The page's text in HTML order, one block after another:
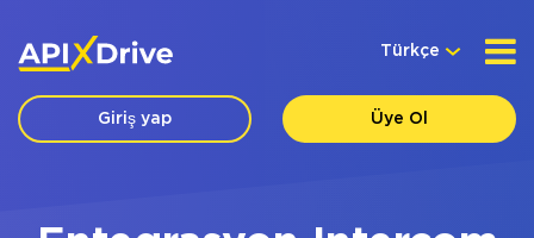
Türkçe
Giriş yap Üye Ol